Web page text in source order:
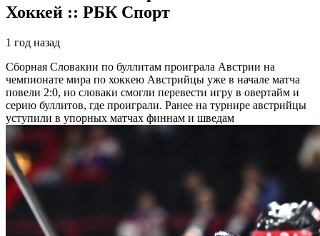
Хоккей :: РБК Спорт
1 год назад
Сборная Словакии по буллитам проиграла Австрии на
чемпионате мира по хоккею Австрийцы уже в начале матча
повели 2:0, но словаки смогли перевести игру в овертайм и
серию буллитов, где проиграли. Ранее на турнире австрийцы
уступили в упорных матчах финнам и шведам